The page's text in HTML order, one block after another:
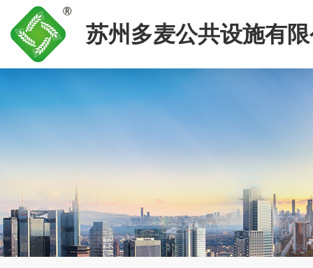
苏州多麦公共设施有